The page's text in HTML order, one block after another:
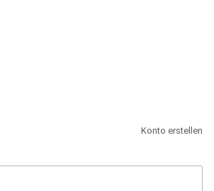
Konto erstellen